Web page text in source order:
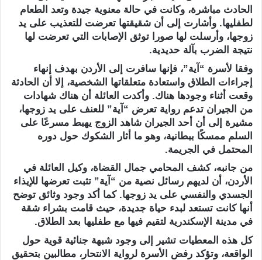
الحادث مباشرة، وكانت في حالة معنوية جيدة وتعد الطعام
لطفليها. وأشارت إلى أن شقيقتها تعرضت للتعذيب على يد
زوجها، وأرسلت لها صورا توثق الإصابات التي تعرضت لها
نتيجة الضرب بآلة حديدية.
وفقا لأسرة “آية”، فإنها سافرت إلى الأردن بهدف إنهاء
إجراءات الطلاق واستعادة متعلقاتها الشخصية، إلا أن الحادثة
وقعت أثناء وجودها هناك. وأكدت العائلة أن هناك شهادات
من الجيران تدعم رواية تعرض “آية” للعنف على يد زوجها،
مشيرة إلى أن أحد الجيران شاهد الزوج يهبط مسرعًا على
السلم ممسكًا ببطانية، وهو ما أثار الشكوك حول دوره
المحتمل في الجريمة.
من جانبه، كشف المحامي جمال القضاة، وكيل العائلة في
الأردن، أن لديهم رسائل نصية من “آية” تثبت تعرضها للإيذاء
الجسدي والنفسي على يد زوجها. كما أكد وجود وثائق توضح
أنها كانت تستعد لبدء حياة جديدة، حيث قامت بشراء شقة
في مدينة الإسكندرية لتقيم فيها مع طفليها بعد الطلاق.
كل هذه المعطيات تشير إلى وجود شبهة جنائية قوية حول
الواقعة، وتؤكد رفض الأسرة لرواية الانتحار، مطالبين بتحقيق